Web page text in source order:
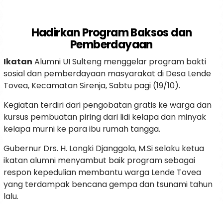
Hadirkan Program Baksos dan
Pemberdayaan
Ikatan Alumni UI Sulteng menggelar program bakti
sosial dan pemberdayaan masyarakat di Desa Lende
Tovea, Kecamatan Sirenja, Sabtu pagi (19/10).
Kegiatan terdiri dari pengobatan gratis ke warga dan
kursus pembuatan piring dari lidi kelapa dan minyak
kelapa murni ke para ibu rumah tangga.
Gubernur Drs. H. Longki Djanggola, M.Si selaku ketua
ikatan alumni menyambut baik program sebagai
respon kepedulian membantu warga Lende Tovea
yang terdampak bencana gempa dan tsunami tahun
lalu.